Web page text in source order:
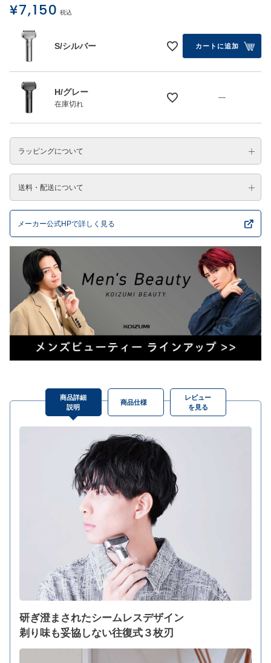
¥7,150 税込
S/シルバー カートに追加
H/グレー
在庫切れ
—
ラッピングについて
送料・配送について
メーカー公式HPで詳しく見る
商品詳細
説明
研ぎ澄まされたシームレスデザイン
剃り味も妥協しない往復式３枚刃
商品仕様
レビュー
を見る